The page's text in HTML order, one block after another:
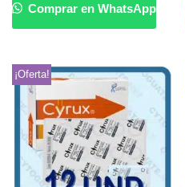
Comprar en WhatsApp
¡Oferta!